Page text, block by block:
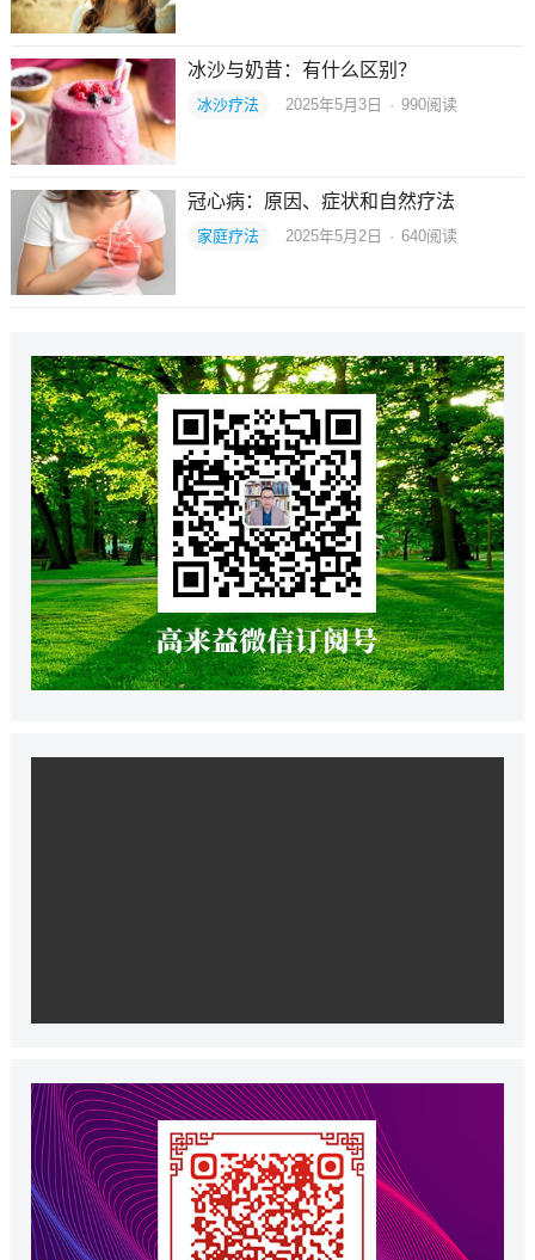
冰沙与奶昔：有什么区别？
冰沙疗法 2025年5月3日 · 990阅读
冠心病：原因、症状和自然疗法
家庭疗法 2025年5月2日 · 640阅读